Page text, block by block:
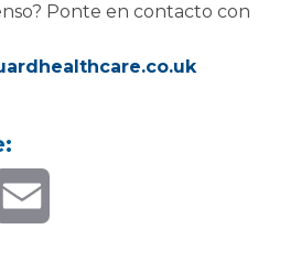
Ponte en contacto con